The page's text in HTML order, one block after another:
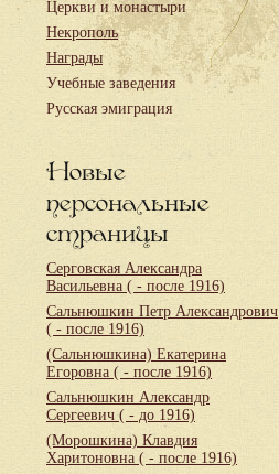
Церкви и монастыри
Некрополь
Награды
Учебные заведения
Русская эмиграция
Новые
персональные
страницы
Серговская Александра
Васильевна ( - после 1916)
Сальнюшкин Петр Александрович
( - после 1916)
(Сальнюшкина) Екатерина
Егоровна ( - после 1916)
Сальнюшкин Александр
Сергеевич ( - до 1916)
(Морошкина) Клавдия
Харитоновна ( - после 1916)